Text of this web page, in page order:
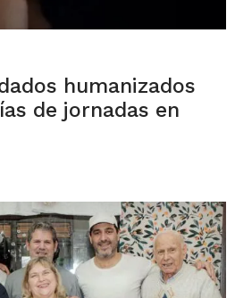
humanizados
de jornadas en